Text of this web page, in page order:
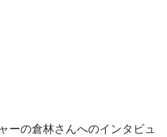
ーの倉林さんへのインタビュ